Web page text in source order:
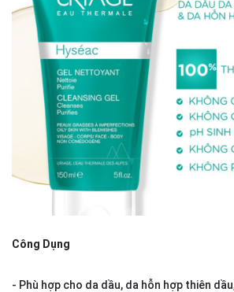
Công Dụng
- Phù hợp cho da dầu, da hỗn hợp thiên